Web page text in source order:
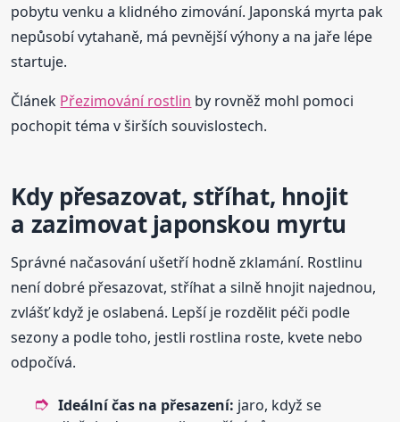
pobytu venku a klidného zimování. Japonská myrta pak
nepůsobí vytahaně, má pevnější výhony a na jaře lépe
startuje.
Článek Přezimování rostlin by rovněž mohl pomoci
pochopit téma v širších souvislostech.
Kdy přesazovat, stříhat, hnojit
a zazimovat japonskou myrtu
Správné načasování ušetří hodně zklamání. Rostlinu
není dobré přesazovat, stříhat a silně hnojit najednou,
zvlášť když je oslabená. Lepší je rozdělit péči podle
sezony a podle toho, jestli rostlina roste, kvete nebo
odpočívá.
Ideální čas na přesazení: jaro, když se